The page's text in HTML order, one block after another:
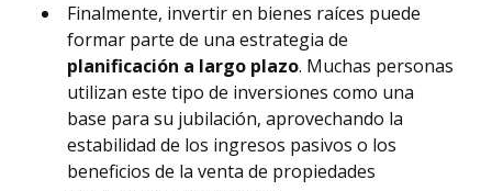
Finalmente, invertir en bienes raíces puede
formar parte de una estrategia de
planificación a largo plazo. Muchas personas
utilizan este tipo de inversiones como una
base para su jubilación, aprovechando la
estabilidad de los ingresos pasivos o los
beneficios de la venta de propiedades